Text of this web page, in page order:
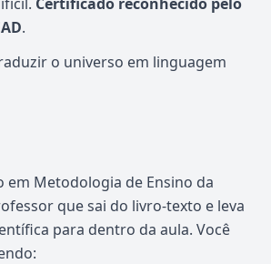
.
o universo em linguagem
em Metodologia de Ensino da
que sai do livro-texto e leva
para dentro da aula. Você